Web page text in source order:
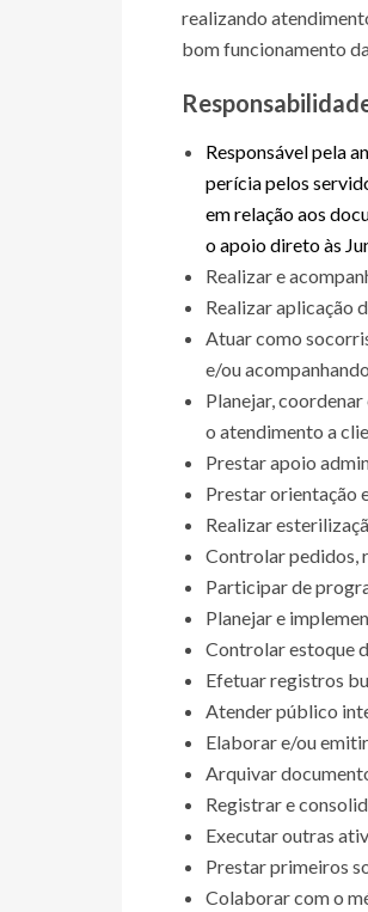
realizando
bom funcionamento
Responsável pela
perícia pelos
em relação aos
o apoio direto às
Realizar e
Realizar aplicação
Atuar como
e/ou
Planejar,
o atendimento a
Prestar apoio
Prestar orientação
Realizar
Controlar pedidos,
Participar de
Planejar e
Controlar estoque
Efetuar registros
Atender público
Elaborar e/ou
Arquivar
Registrar e
Executar outras
Prestar primeiros
Colaborar com o